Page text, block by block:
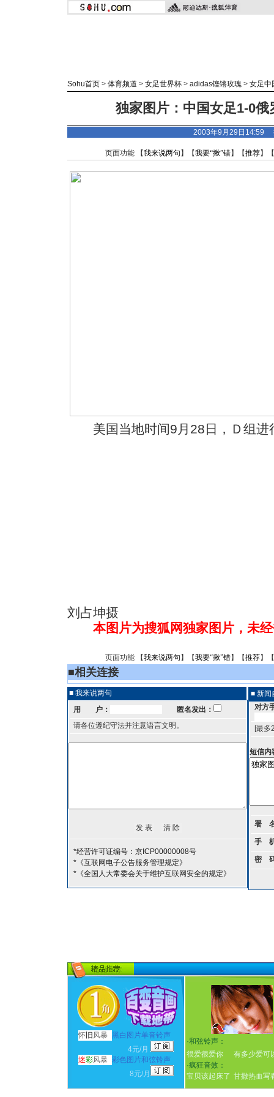
Sohu首页 > 体育频道 > 女足世界杯 > adidas铿锵玫瑰 > 女足中
独家图片：中国女足1-0
2003年9月29日14:59
页面功能 【我来说两句 】【我要“揪”错】【推荐】
美国当地时间9月28日，Ｄ组进
刘占坤摄
本图片为搜狐网独家图片，未
页面功能 【我来说两句 】【我要“揪”错】【推荐】
■相关连接
■ 我来说两句
用 户：
匿名发出：
请各位遵纪守法并注意语言文明。
*经营许可证编号：京ICP00000008号
*《互联网电子公告服务管理规定》
*《全国人大常委会关于维护互联网安全的规定》
■ 新闻
对方
[最多
短信内
署
手
密
怀 旧 风暴
黑白图片单音铃声
4元/月
迷彩风暴 彩色图片和弦铃声
8元/月
·和弦铃声：
很爱很爱你
有多少爱可
·疯狂音效：
宝贝该起床了 甘撒热血写